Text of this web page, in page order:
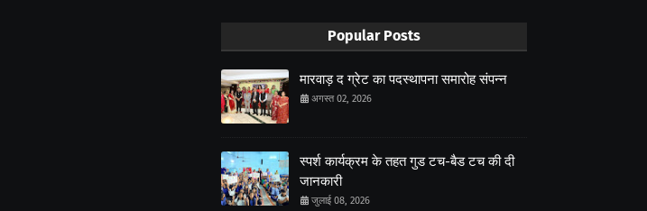
Popular Posts
मारवाड़ द ग्रेट का पदस्थापना समारोह संपन्न
अगस्त 02, 2026
स्पर्श कार्यक्रम के तहत गुड टच-बैड टच की दी
जानकारी
जुलाई 08, 2026